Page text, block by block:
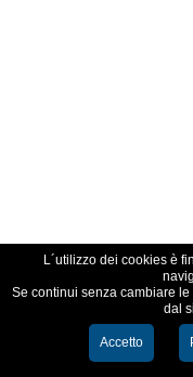
L´utilizzo dei cookies è
Se continui senza cambiare
dal
Accetto